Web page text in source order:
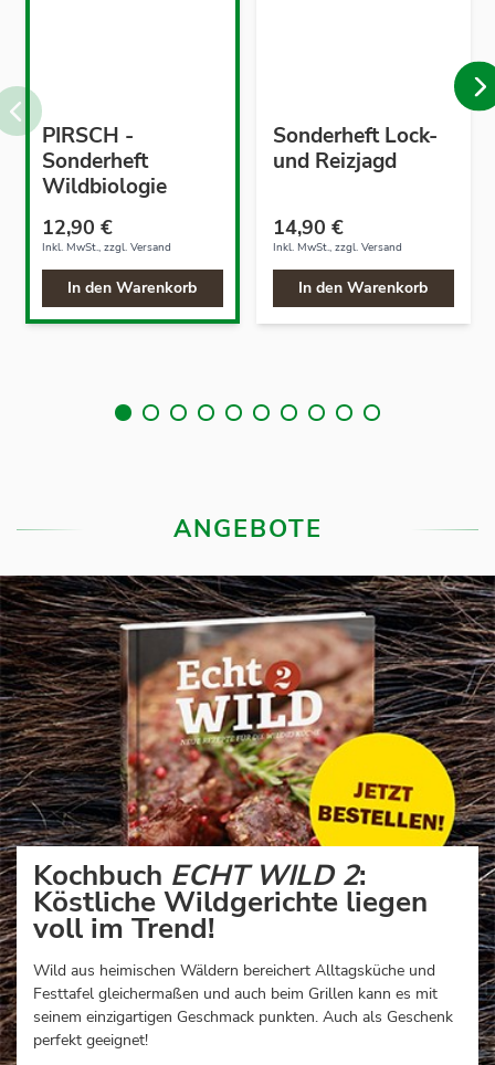
PIRSCH -
Sonderheft
Wildbiologie
12,90 €
Inkl. MwSt., zzgl. Versand
In den Warenkorb
Sonderheft Lock-
und Reizjagd
14,90 €
Inkl. MwSt., zzgl. Versand
In den Warenkorb
ANGEBOTE
Kochbuch ECHT WILD 2:
Köstliche Wildgerichte liegen
voll im Trend!
Wild aus heimischen Wäldern bereichert Alltagsküche und
Festtafel gleichermaßen und auch beim Grillen kann es mit
seinem einzigartigen Geschmack punkten. Auch als Geschenk
perfekt geeignet!